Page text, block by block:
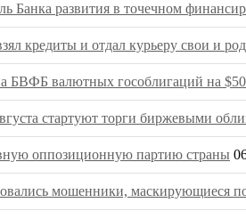
Банка развития в точечном
кредиты и отдал курьеру свои и
БВФБ валютных гособлигаций на
стартуют торги биржевыми
оппозиционную партию страны
мошенники, маскирующиеся